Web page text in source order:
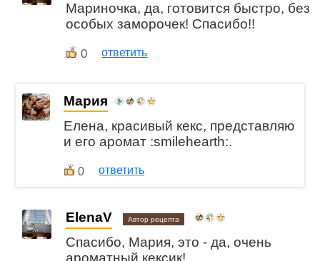
Мариночка, да, готовится быстро, без
особых заморочек! Спасибо!!
0 ответить
Мария
Елена, красивый кекс, представляю
и его аромат :smilehearth:.
0 ответить
ElenaV Автор рецепта
Спасибо, Мария, это - да, очень
ароматный кексик!